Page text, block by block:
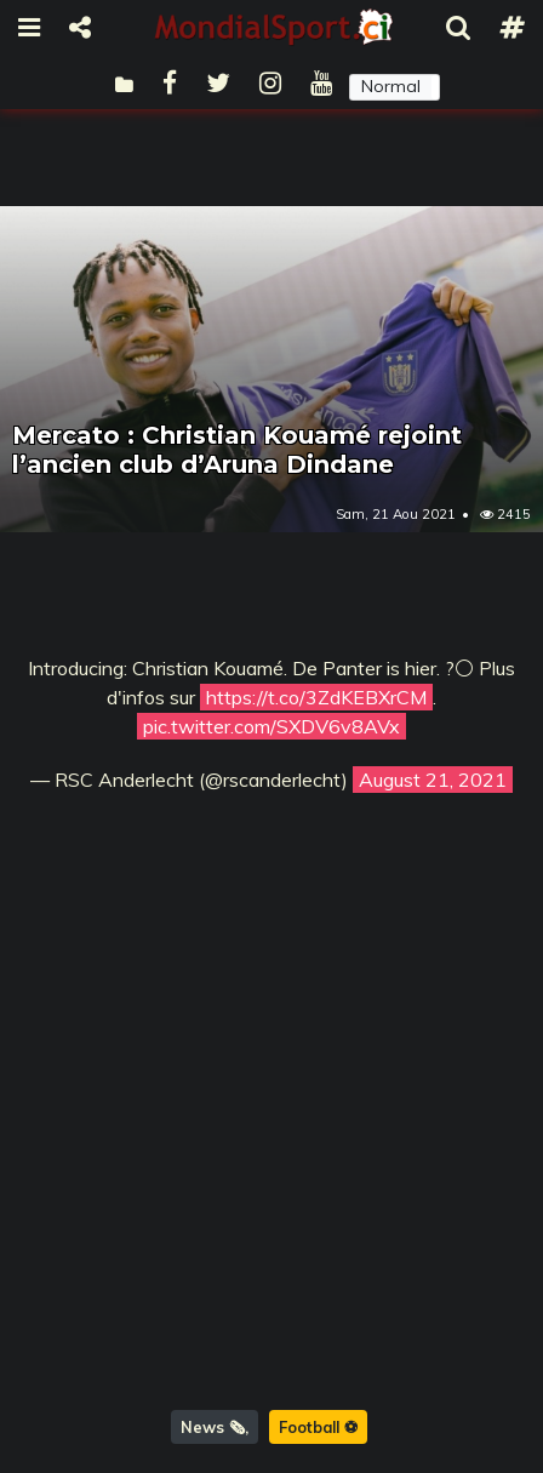
Normal
Mercato : Christian Kouamé rejoint
l’ancien club d’Aruna Dindane
Sam, 21 Aou 2021 2415
Introducing: Christian Kouamé. De Panter is hier. ?⚪ Plus
d'infos sur https://t.co/3ZdKEBXrCM
pic.twitter.com/SXDV6v8AVx
— RSC Anderlecht (@rscanderlecht) August 21, 2021
News 🗞️ Football ⚽️